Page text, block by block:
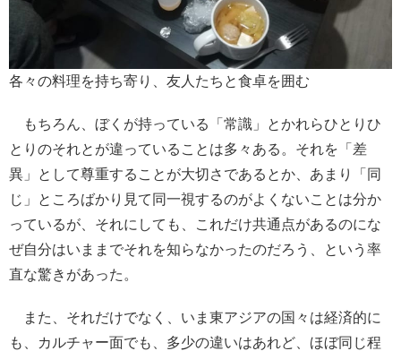
各々の料理を持ち寄り、友人たちと食卓を囲む
もちろん、ぼくが持っている「常識」とかれらひとりひ
とりのそれとが違っていることは多々ある。それを「差
異」として尊重することが大切さであるとか、あまり「同
じ」ところばかり見て同一視するのがよくないことは分か
っているが、それにしても、これだけ共通点があるのにな
ぜ自分はいままでそれを知らなかったのだろう、という率
直な驚きがあった。
また、それだけでなく、いま東アジアの国々は経済的に
も、カルチャー面でも、多少の違いはあれど、ほぼ同じ程